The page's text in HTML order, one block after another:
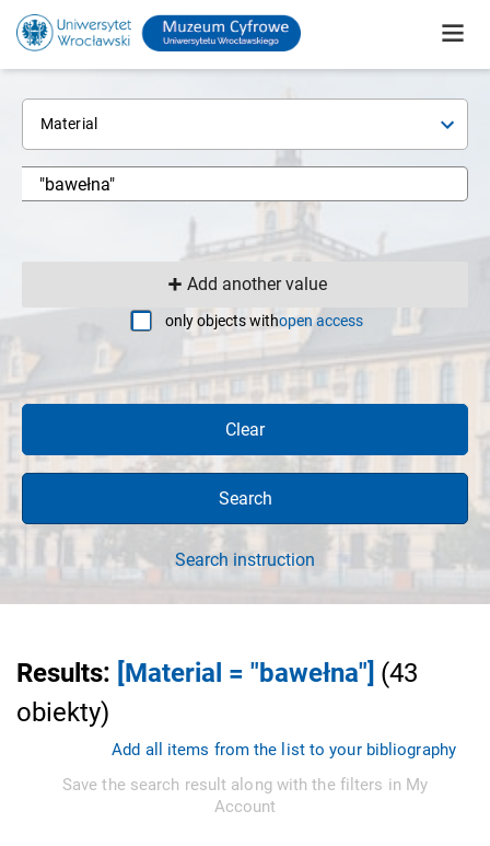
Material
Add another value
only objects withopen access
Clear
Search
Search instruction
Results: [Material = "bawełna"] (43
obiekty)
Add all items from the list to your bibliography
Save the search result along with the filters in My
Account